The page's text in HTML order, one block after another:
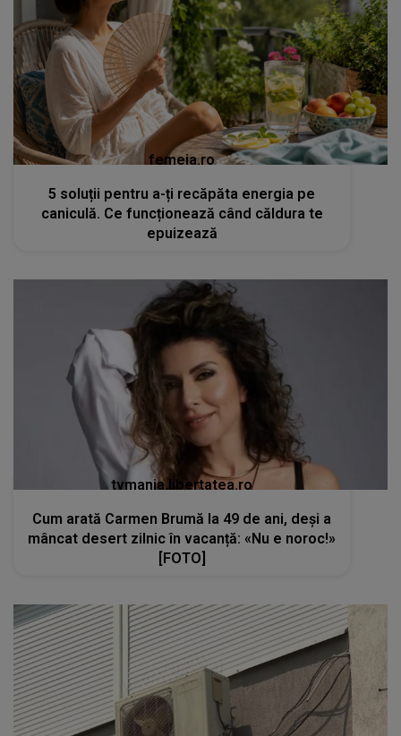
femeia.ro
5 soluții pentru a-ți recăpăta energia pe
caniculă. Ce funcționează când căldura te
epuizează
tvmania.libertatea.ro
Cum arată Carmen Brumă la 49 de ani, deși a
mâncat desert zilnic în vacanță: «Nu e noroc!»
[FOTO]